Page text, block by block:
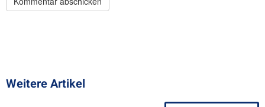
Weitere Artikel